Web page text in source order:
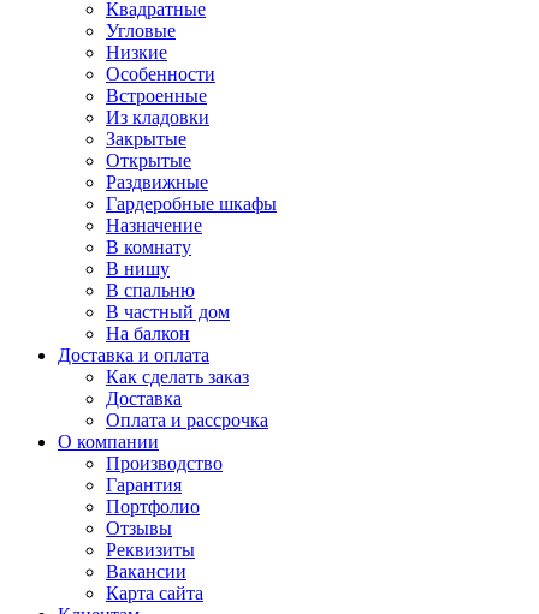
Квадратные
Угловые
Низкие
Особенности
Встроенные
Из кладовки
Закрытые
Открытые
Раздвижные
Гардеробные шкафы
Назначение
В комнату
В нишу
В спальню
В частный дом
На балкон
Доставка и оплата
Как сделать заказ
Доставка
Оплата и рассрочка
О компании
Производство
Гарантия
Портфолио
Отзывы
Реквизиты
Вакансии
Карта сайта